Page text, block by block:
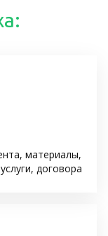
материалы,
договора